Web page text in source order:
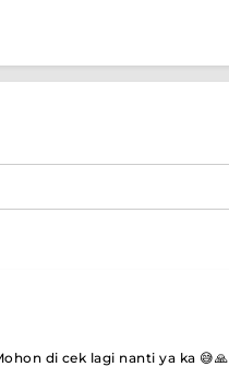
di cek lagi nanti ya ka 😅🙏